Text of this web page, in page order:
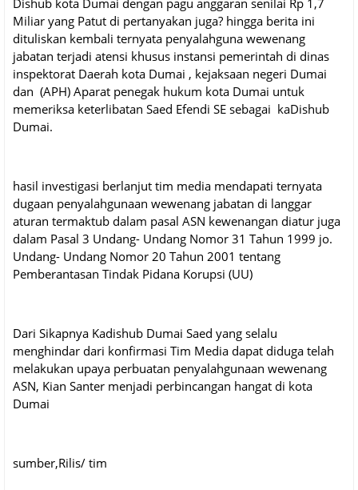
Dishub kota Dumai dengan pagu anggaran senilai Rp 1,7
Miliar yang Patut di pertanyakan juga? hingga berita ini
dituliskan kembali ternyata penyalahguna wewenang
jabatan terjadi atensi khusus instansi pemerintah di dinas
inspektorat Daerah kota Dumai , kejaksaan negeri Dumai
dan (APH) Aparat penegak hukum kota Dumai untuk
memeriksa keterlibatan Saed Efendi SE sebagai kaDishub
Dumai.
hasil investigasi berlanjut tim media mendapati ternyata
dugaan penyalahgunaan wewenang jabatan di langgar
aturan termaktub dalam pasal ASN kewenangan diatur juga
dalam Pasal 3 Undang- Undang Nomor 31 Tahun 1999 jo.
Undang- Undang Nomor 20 Tahun 2001 tentang
Pemberantasan Tindak Pidana Korupsi (UU)
Dari Sikapnya Kadishub Dumai Saed yang selalu
menghindar dari konfirmasi Tim Media dapat diduga telah
melakukan upaya perbuatan penyalahgunaan wewenang
ASN, Kian Santer menjadi perbincangan hangat di kota
Dumai
sumber,Rilis/ tim